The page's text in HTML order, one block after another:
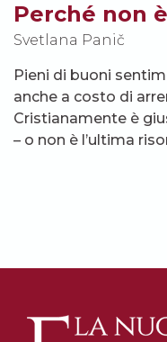
Perché non
Svetlana Panič
Pieni di buoni
anche a costo di
Cristianamente è
– o non è l’ultima